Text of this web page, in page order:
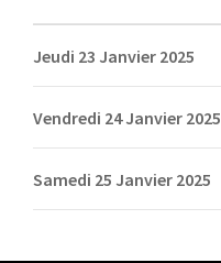
Jeudi 23 Janvier 2025
Vendredi 24 Janvier 2025
Samedi 25 Janvier 2025